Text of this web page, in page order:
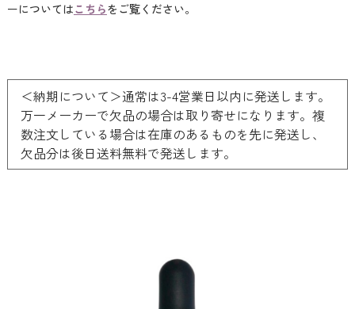
ーについてはこちらをご覧ください。
＜納期について＞通常は3-4営業日以内に発送します。
万一メーカーで欠品の場合は取り寄せになります。複
数注文している場合は在庫のあるものを先に発送し、
欠品分は後日送料無料で発送します。